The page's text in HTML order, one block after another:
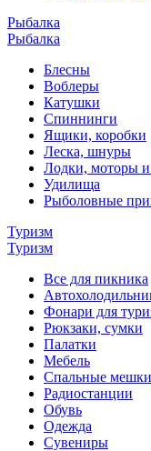
Рыбалка
Рыбалка
Блесны
Воблеры
Катушки
Спиннинги
Ящики, коробки
Леска, шнуры
Лодки, моторы
Удилища
Рыболовные
Туризм
Туризм
Все для пикника
Фонари для
Рюкзаки, сумки
Палатки
Мебель
Спальные мешки
Радиостанции
Обувь
Одежда
Сувениры